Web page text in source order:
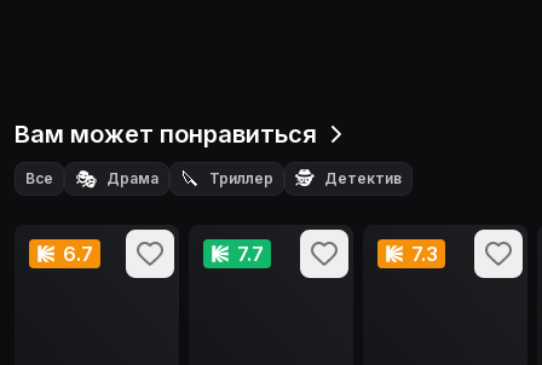
Вам может понравиться
Все 🎭 Драма 🔪 Триллер 🕵️ Детектив
6.7 7.7 7.3